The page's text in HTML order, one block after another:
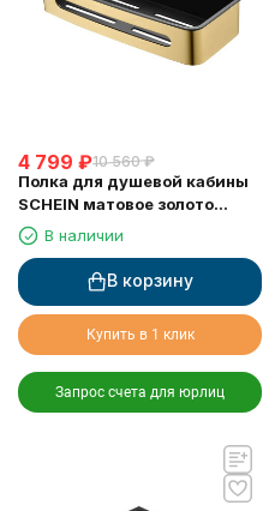
4 799 ₽10 560 ₽
Полка для душевой кабины
SCHEIN матовое золото
(9327BG)
В наличии
В корзину
Купить в 1 клик
Запрос счета для юрлиц